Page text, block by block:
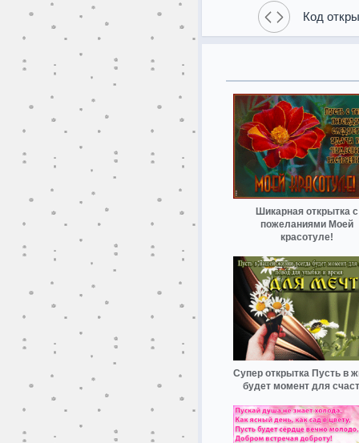
Код
Шикарная открытка с
пожеланиями Моей
красотуле!
Супер открытка Пусть в
будет момент для